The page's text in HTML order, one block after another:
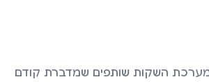
מערכת השקות שותפים שמדברת קודם